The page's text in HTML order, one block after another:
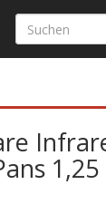
1,25